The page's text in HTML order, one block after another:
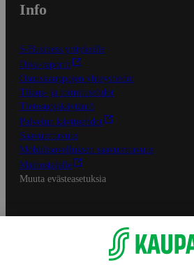
Info
S-Business yrityksille
Oiva-raportit
Osuuskauppojen yhteystiedot
Tilaus- ja toimitusehdot
Tietosuojakäytäntö
Palvelun käyttöehdot
Saavutettavuus
Mobiilisovelluksen saavutettavuus
Mainostajalle
Muuta evästeasetuksia
S-ryhmän palvelut